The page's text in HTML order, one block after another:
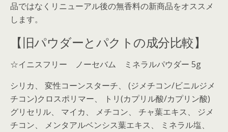
品ではなくリニューアル後の無香料の新商品をオススメ
します。
【旧パウダーとパクトの成分比較】
☆イニスフリー ノーセバム ミネラルパウダー 5g
シリカ、 変性コーンスターチ、 (ジメチコン/ビニルジメ
チコン)クロスポリマー、 トリ(カプリル酸/カプリン酸)
グリセリル、 マイカ、 メチコン、 チャ葉エキス、 ジメ
チコン、 メンタアルベンシス葉エキス、 ミネラル塩、